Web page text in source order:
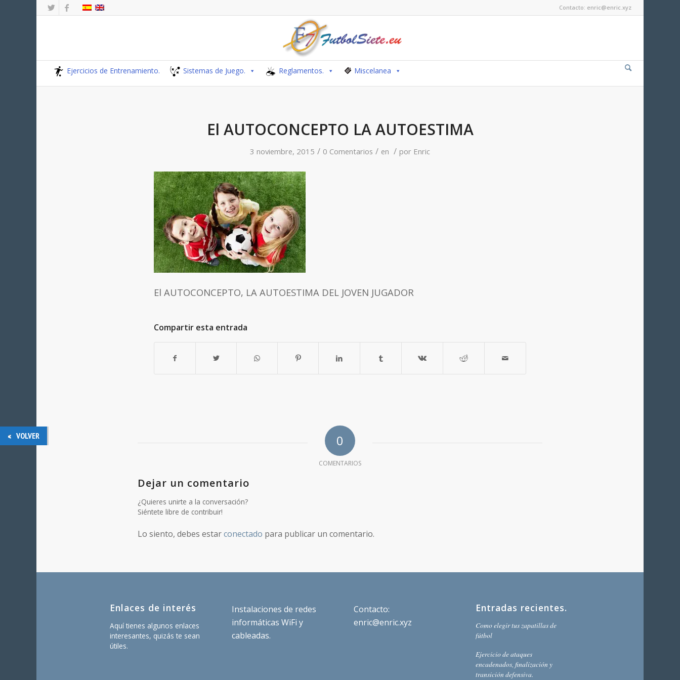
Contacto: enric@enric.xyz
Ejercicios de Entrenamiento. Sistemas de Juego. Reglamentos. Miscelanea
El AUTOCONCEPTO LA AUTOESTIMA
3 noviembre, 2015 / 0 Comentarios / en / por Enric
El AUTOCONCEPTO, LA AUTOESTIMA DEL JOVEN JUGADOR
Compartir esta entrada
0
COMENTARIOS
Dejar un comentario
¿Quieres unirte a la conversación?
Siéntete libre de contribuir!
Lo siento, debes estarconectado para publicar un comentario.
Enlaces de interés
Aquí tienes algunos enlaces
interesantes, quizás te sean
útiles.
Instalaciones de redes
informáticas WiFi y
cableadas.
Contacto:
enric@enric.xyz
Entradas recientes.
Como elegir tus zapatillas de
fútbol
Ejercicio de ataques
encadenados, finalización y
transición defensiva.
VOLVER